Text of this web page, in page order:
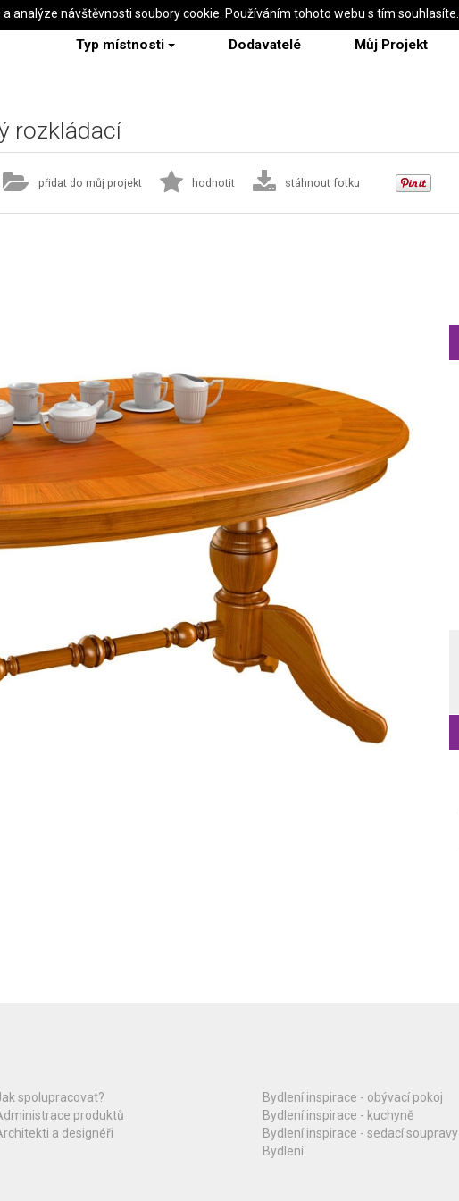
Typ místnosti Dodavatelé Můj Projekt
rozkládací
přidat do můj projekt hodnotit stáhnout fotku
spolupracovat?
produktů
a designéři
Bydlení inspirace - obývací pokoj
Bydlení inspirace - kuchyně
Bydlení inspirace - sedací soupravy
Bydlení
analýze návštěvnosti soubory cookie. Používáním tohoto webu s tím souhlasíte.